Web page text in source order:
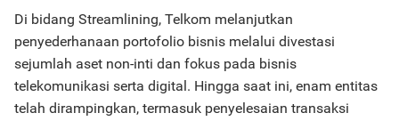
Di bidang Streamlining, Telkom melanjutkan
penyederhanaan portofolio bisnis melalui divestasi
sejumlah aset non-inti dan fokus pada bisnis
telekomunikasi serta digital. Hingga saat ini, enam entitas
telah dirampingkan, termasuk penyelesaian transaksi